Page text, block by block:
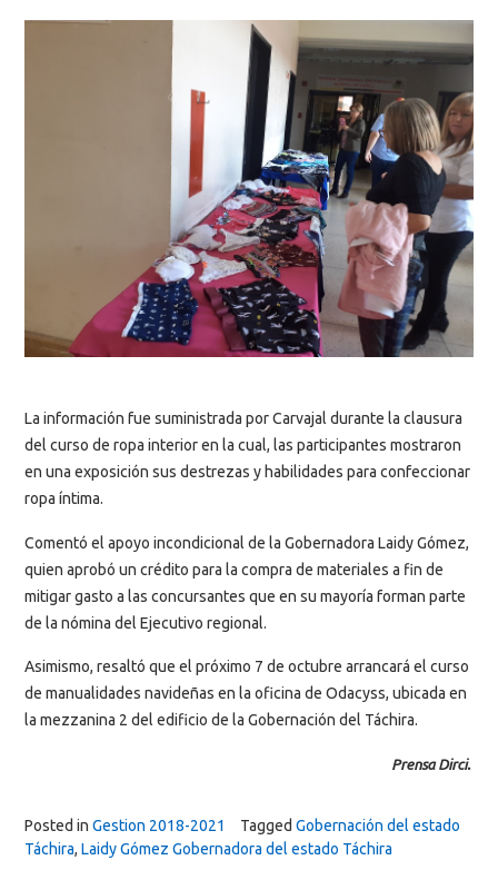
La información fue suministrada por Carvajal durante la clausura
del curso de ropa interior en la cual, las participantes mostraron
en una exposición sus destrezas y habilidades para confeccionar
ropa íntima.
Comentó el apoyo incondicional de la Gobernadora Laidy Gómez,
quien aprobó un crédito para la compra de materiales a fin de
mitigar gasto a las concursantes que en su mayoría forman parte
de la nómina del Ejecutivo regional.
Asimismo, resaltó que el próximo 7 de octubre arrancará el curso
de manualidades navideñas en la oficina de Odacyss, ubicada en
la mezzanina 2 del edificio de la Gobernación del Táchira.
Prensa Dirci.
Posted in Gestion 2018-2021 Tagged Gobernación del estado
Táchira, Laidy Gómez Gobernadora del estado Táchira